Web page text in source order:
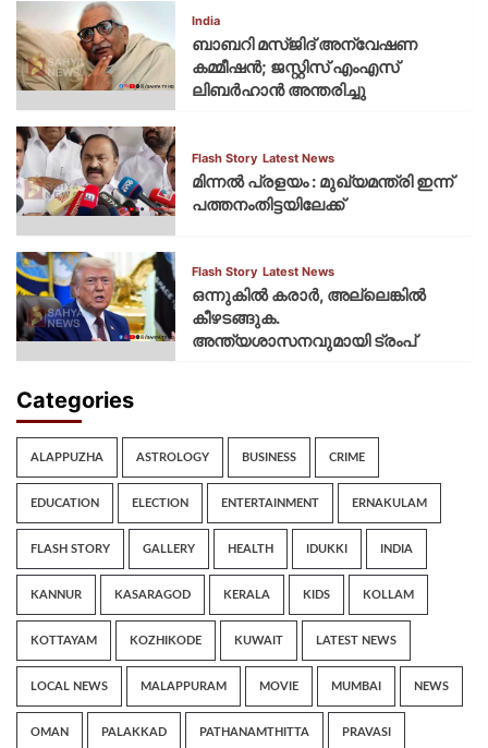
India
ബാബറി മസ്ജിദ് അന്വേഷണ
കമ്മീഷന്‍; ജസ്റ്റിസ് എംഎസ്
ലിബര്‍ഹാന്‍ അന്തരിച്ചു
Flash Story Latest News
മിന്നല്‍ പ്രളയം : മുഖ്യമന്ത്രി ഇന്ന്
പത്തനംതിട്ടയിലേക്ക്
Flash Story Latest News
ഒന്നുകില്‍ കരാര്‍, അല്ലെങ്കില്‍
കീഴടങ്ങുക.
അന്ത്യശാസനവുമായി ട്രംപ്
Categories
ALAPPUZHA ASTROLOGY BUSINESS CRIME
EDUCATION ELECTION ENTERTAINMENT ERNAKULAM
FLASH STORY GALLERY HEALTH IDUKKI INDIA
KANNUR KASARAGOD KERALA KIDS KOLLAM
KOTTAYAM KOZHIKODE KUWAIT LATEST NEWS
LOCAL NEWS MALAPPURAM MOVIE MUMBAI NEWS
OMAN PALAKKAD PATHANAMTHITTA PRAVASI